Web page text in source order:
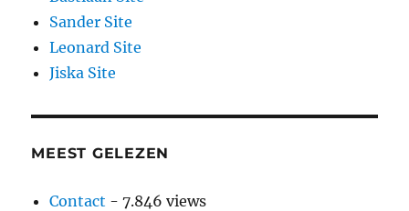
Sander Site
Leonard Site
Jiska Site
MEEST GELEZEN
Contact - 7.846 views